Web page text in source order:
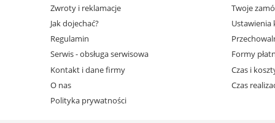
Zwroty i reklamacje
Jak dojechać?
Regulamin
Serwis - obsługa serwisowa
Kontakt i dane firmy
O nas
Polityka prywatności
Twoje
Ustawienia
Formy
Czas i
Czas